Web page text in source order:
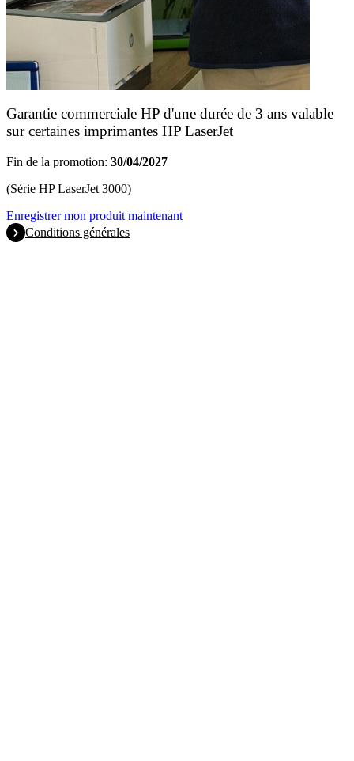
Garantie commerciale HP d'une durée de 3 ans valable
sur certaines imprimantes HP LaserJet
Fin de la promotion: 30/04/2027
(Série HP LaserJet 3000)
Enregistrer mon produit maintenant
Conditions générales